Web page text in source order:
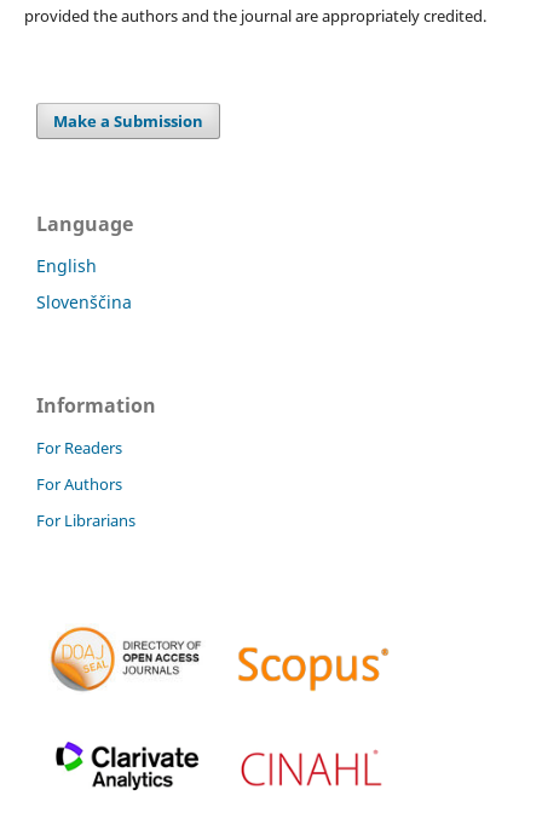
provided the authors and the journal are appropriately credited.
Make a Submission
Language
English
Slovenščina
Information
For Readers
For Authors
For Librarians